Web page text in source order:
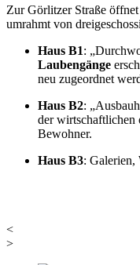
Zur Görlitzer Straße
umrahmt von
Haus B1:
Laubengänge
neu zugeordnet
Haus B2:
der
Bewohner.
Haus B3: Galerien,
<
>